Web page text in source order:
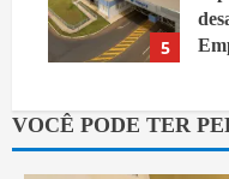
5
VOCÊ PODE TER